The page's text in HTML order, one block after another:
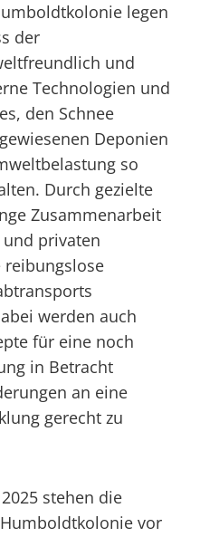
legen
der
und
Technologien und
den Schnee
Deponien
so
Durch gezielte
Zusammenarbeit
privaten
reibungslose
werden auch
für eine noch
in Betracht
an eine
gerecht zu
stehen die
vor